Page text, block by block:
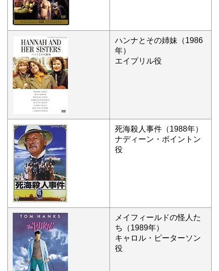
ハンナとその姉妹（1986
年）
エイプリル役
死海殺人事件（1988年）
ナディーン・ボイントン
役
メイフィールドの怪人た
ち（1989年）
キャロル・ピーターソン
役